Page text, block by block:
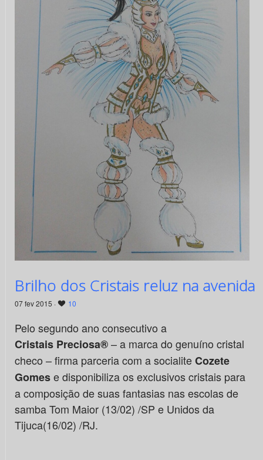
Brilho dos Cristais reluz na avenida
07 fev 2015 · 10
Pelo segundo ano consecutivo a
Cristais Preciosa®– a marca do genuíno cristal
checo – firma parceria com a socialiteCozete
Gomese disponibiliza os exclusivos cristais para
a composição de suas fantasias nas escolas de
samba Tom Maior (13/02) /SP e Unidos da
Tijuca(16/02) /RJ.